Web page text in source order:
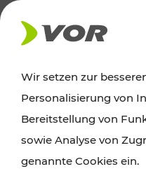
AKTUELLES
Ausflugstipps
Wien,
Wir setzen zur
Personalisierung von
Bereitstellung von
sowie Analyse von
genannte Cookies ein.